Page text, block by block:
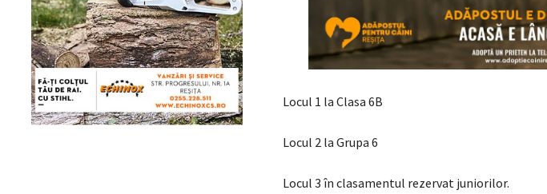
Locul 1 la Clasa 6B
Locul 2 la Grupa 6
Locul 3 în clasamentul rezervat juniorilor.